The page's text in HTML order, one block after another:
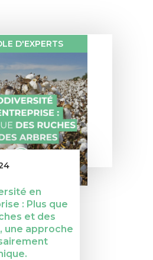
D'EXPERTS
en
: Plus que
et des
une approche